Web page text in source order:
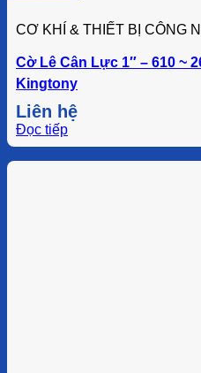
CƠ KHÍ & THIẾT BỊ CÔNG
Cờ Lê Cân Lực 1″ – 610 ~
Kingtony
Liên hệ
Đọc tiếp